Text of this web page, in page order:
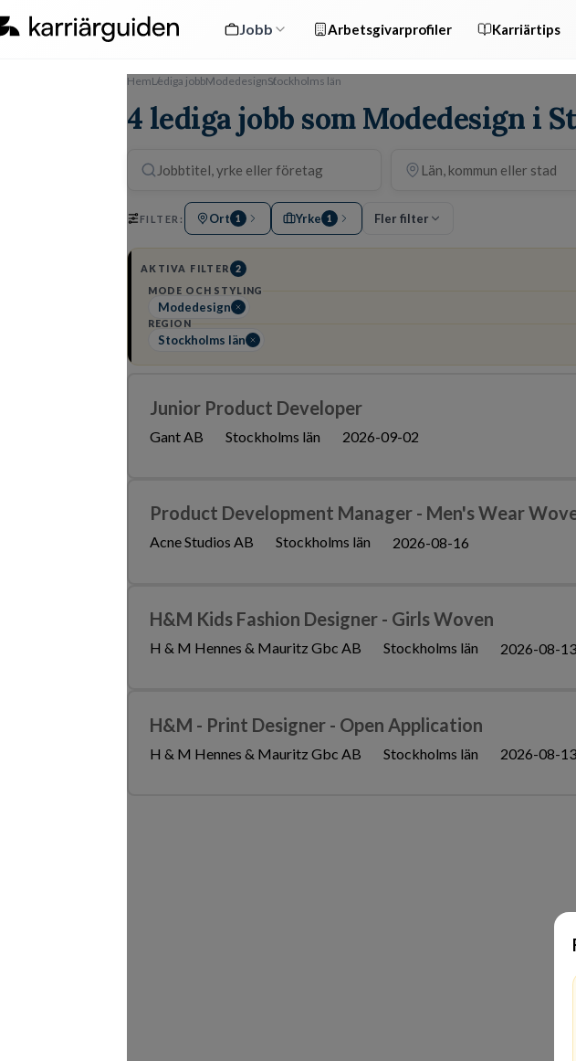
Jobb Arbetsgivarprofiler Karriärtips
HemLediga jobbModedesignStockholms län
4 lediga jobb som Modedesign i
FILTER: Ort 1 Yrke 1 Fler filter
AKTIVA FILTER 2
MODE OCH STYLING
Modedesign
REGION
Stockholms län
Junior Product Developer
Gant AB Stockholms län 2026-09-02
Product Development Manager - Men's Wear
Acne Studios AB Stockholms län 2026-08-16
H&M Kids Fashion Designer - Girls Woven
H & M Hennes & Mauritz Gbc AB Stockholms län 2026-08-13
H&M - Print Designer - Open Application
H & M Hennes & Mauritz Gbc AB Stockholms län 2026-08-13